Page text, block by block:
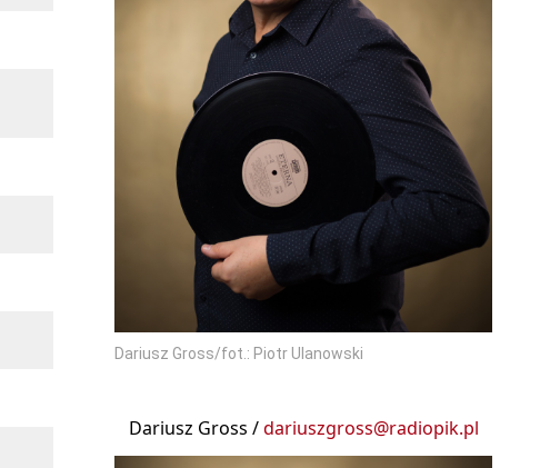
Dariusz Gross/fot.: Piotr Ulanowski
Dariusz Gross /dariuszgross@radiopik.pl